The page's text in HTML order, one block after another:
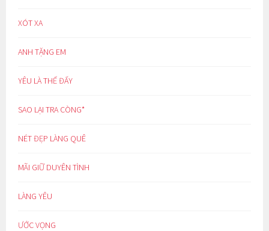
XÓT XA
ANH TẶNG EM
YÊU LÀ THẾ ĐẤY
SAO LẠI TRA CÒNG*
NÉT ĐẸP LÀNG QUÊ
MÃI GIỮ DUYÊN TÌNH
LÀNG YÊU
ƯỚC VỌNG